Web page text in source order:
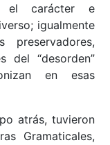
el carácter e
igualmente
del “desorden”
en esas
atrás, tuvieron
Gramaticales,